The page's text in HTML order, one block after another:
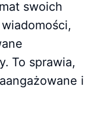
swoich
To sprawia,
i